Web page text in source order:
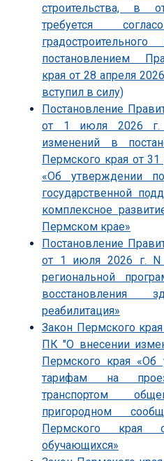
строительства, в
требуется
постановлением
края от 28 апреля
вступил в силу)
Постановление
от 1 июля 2026 г.
изменений в
Пермского края от
«Об утверждении
государственной
комплексное
Пермском крае»
Постановление
от 1 июля 2026 г. N
региональной
восстановления
реабилитация»
Закон Пермского
ПК "О внесении
Пермского края «Об
тарифам на
транспортом
пригородном
Пермского края
обучающихся»